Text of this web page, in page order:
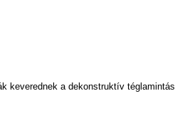
keverednek a dekonstruktív téglamintás